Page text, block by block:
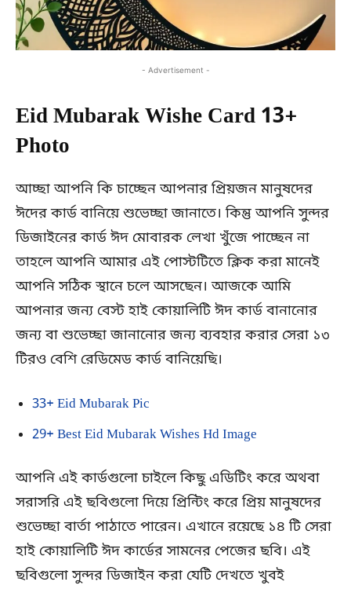
- Advertisement -
Eid Mubarak Wishe Card 13+
Photo
আচ্ছা আপনি কি চাচ্ছেন আপনার প্রিয়জন মানুষদের
ঈদের কার্ড বানিয়ে শুভেচ্ছা জানাতে। কিন্তু আপনি সুন্দর
ডিজাইনের কার্ড ঈদ মোবারক লেখা খুঁজে পাচ্ছেন না
তাহলে আপনি আমার এই পোস্টটিতে ক্লিক করা মানেই
আপনি সঠিক স্থানে চলে আসছেন। আজকে আমি
আপনার জন্য বেস্ট হাই কোয়ালিটি ঈদ কার্ড বানানোর
জন্য বা শুভেচ্ছা জানানোর জন্য ব্যবহার করার সেরা ১৩
টিরও বেশি রেডিমেড কার্ড বানিয়েছি।
33+ Eid Mubarak Pic
29+ Best Eid Mubarak Wishes Hd Image
আপনি এই কার্ডগুলো চাইলে কিছু এডিটিং করে অথবা
সরাসরি এই ছবিগুলো দিয়ে প্রিন্টিং করে প্রিয় মানুষদের
শুভেচ্ছা বার্তা পাঠাতে পারেন। এখানে রয়েছে ১৪ টি সেরা
হাই কোয়ালিটি ঈদ কার্ডের সামনের পেজের ছবি। এই
ছবিগুলো সুন্দর ডিজাইন করা যেটি দেখতে খুবই